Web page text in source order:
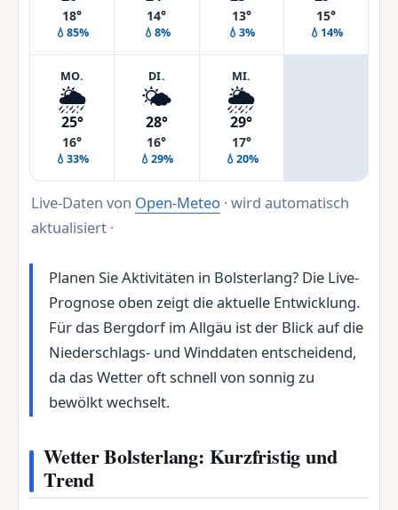
18°
💧85%
14°
💧8%
13°
💧3%
15°
💧14%
MO.
🌦️
25°
16°
💧33%
DI.
🌤️
28°
16°
💧29%
MI.
🌦️
29°
17°
💧20%
Live-Daten von Open-Meteo · wird automatisch
aktualisiert ·
Planen Sie Aktivitäten in Bolsterlang? Die Live-
Prognose oben zeigt die aktuelle Entwicklung.
Für das Bergdorf im Allgäu ist der Blick auf die
Niederschlags- und Winddaten entscheidend,
da das Wetter oft schnell von sonnig zu
bewölkt wechselt.
Wetter Bolsterlang: Kurzfristig und
Trend